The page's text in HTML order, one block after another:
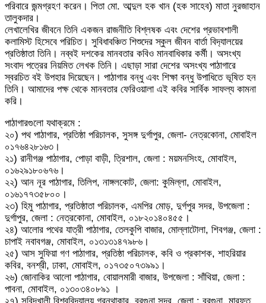
পরিবারে জন্মগ্রহণ করেন। পিতা মো. আব্দুল হক খান (হক সাহেব) মাতা নুরজাহান
তালুকদার।
লেখালেখির জীবনে তিনি একজন রাজনীতি বিশ্লষক এবং দেশের প্রভাবশালী
কলামিস্ট হিসেবে পরিচিত। সুবিধাবঞ্চিত শিশুদের স্কুল জীবন বার্তা বিদ‍্যালয়ের
প্রতিষ্ঠাতা তিনি। নব্বই দশকের মানবতার কবিও মানবাধিকার কর্মী। অসংখ্য
সংবাদ পত্রের নিয়মিত লেখক তিনি। এছাড়া সারা দেশের অসংখ্য পাঠাগারে
স্বরচিত বই উপহার দিয়েছেন। পাঠাগার বন্ধু এবং শিক্ষা বন্ধু উপাধিতে ভূষিত হন
তিনি। আমাদের পক্ষ থেকে মানবতার ফেরিওয়ালা এই কবির সার্বিক সাফল্য কামনা
করি।
পাঠাগারগুলো যথাক্রমে :
২০) পথ পাঠাগার, প্রতিষ্ঠা পরিচালক, সুসঙ্গ দুর্গাপুর, জেলা- নেত্রকোনা, মোবাইল
০১৭৬৪২৮১৬৩।
২১) রানীগঞ্জ পাঠাগার, পোড়া বাড়ী, ত্রিশাল, জেলা : ময়মনসিংহ, মোবাইল,
০১৬২৯১৮০৬৭৬।
২২) আন নূর পাঠাগার, তিলিপ, নাঙ্গলকোট, জেলা: কুমিল্লা, মোবাইল,
০১৬১৭৭৩৫৮০০।
২৩) হিমু পাঠাগার, প্রতিষ্ঠাতা পরিচালক, এমপির মোড়, দুর্গপুর সদর, উপজেলা :
দুর্গাপুর, জেলা : নেত্রকোনা, মোবাইল, ০১৮২০১৪০৪৫৫।
২৪) আলোর পথের যাত্রী পাঠাগার, তেলকুপি বাজার, মোল্লাটোলা, শিবগঞ্জ, জেলা :
চাপাই নবাবগঞ্জ, মোবাইল, ০১৩১৩১৪৭৯৮৬।
২৫) আস সুফিয়া গণ পাঠাগার, প্রতিষ্ঠা পরিচালক, কবি ও প্রকাশক, শাহরিয়ার
কবির, বনশ্রী, ঢাকা, মোবাইল, ০১৭৩৫০৭৩৯৯১।
২৬) জোনাকির আলো পাঠাগার, বোয়ালমারী বাজার, উপজেলা : সাঁথিয়া, জেলা :
পাবনা, মোবাইল, ০১৩০৩৪০৮৯১ ।